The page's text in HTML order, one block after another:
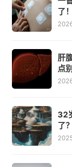
了！
肝
点
32
了？